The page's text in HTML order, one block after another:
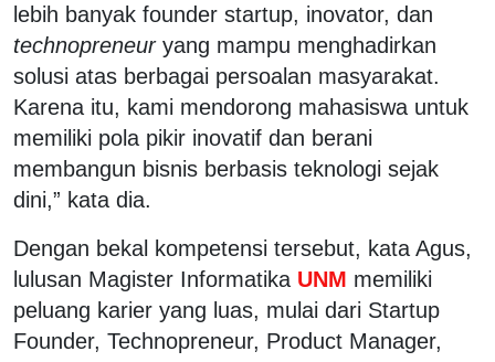
lebih banyak founder startup, inovator, dan
technopreneuryang mampu menghadirkan
solusi atas berbagai persoalan masyarakat.
Karena itu, kami mendorong mahasiswa untuk
memiliki pola pikir inovatif dan berani
membangun bisnis berbasis teknologi sejak
dini,” kata dia.
Dengan bekal kompetensi tersebut, kata Agus,
lulusan Magister Informatika UNM memiliki
peluang karier yang luas, mulai dari Startup
Founder, Technopreneur, Product Manager,